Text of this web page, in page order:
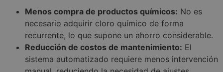
Menos compra de productos químicos: No es
necesario adquirir cloro químico de forma
recurrente, lo que supone un ahorro considerable.
Reducción de costos de mantenimiento: El
sistema automatizado requiere menos intervención